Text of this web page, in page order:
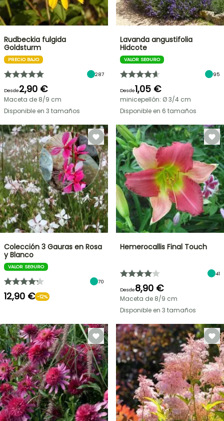
Rudbeckia fulgida
Goldsturm
PRECIO BAJO
287
Desde2,90 €
Maceta de 8/9 cm
Disponible en 3 tamaños
Lavanda angustifolia
Hidcote
VALOR SEGURO
95
Desde1,05 €
minicepellón: Ø 3/4 cm
Disponible en 6 tamaños
Colección 3 Gauras en Rosa
y Blanco
VALOR SEGURO
70
12,90 € -12%
Hemerocallis Final Touch
41
Desde8,90 €
Maceta de 8/9 cm
Disponible en 3 tamaños